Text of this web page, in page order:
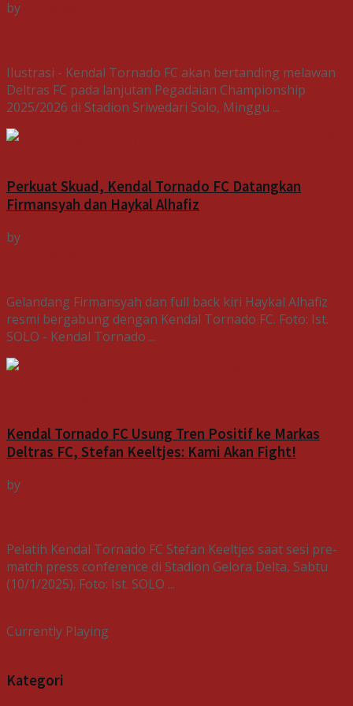
by
Ilustrasi - Kendal Tornado FC akan bertanding melawan
Deltras FC pada lanjutan Pegadaian Championship
2025/2026 di Stadion Sriwedari Solo, Minggu ...
Perkuat Skuad, Kendal Tornado FC Datangkan
Firmansyah dan Haykal Alhafiz
by
Gelandang Firmansyah dan full back kiri Haykal Alhafiz
resmi bergabung dengan Kendal Tornado FC. Foto: Ist.
SOLO - Kendal Tornado ...
Kendal Tornado FC Usung Tren Positif ke Markas
Deltras FC, Stefan Keeltjes: Kami Akan Fight!
by
Pelatih Kendal Tornado FC Stefan Keeltjes saat sesi pre-
match press conference di Stadion Gelora Delta, Sabtu
(10/1/2025). Foto: Ist. SOLO ...
Currently Playing
Kategori